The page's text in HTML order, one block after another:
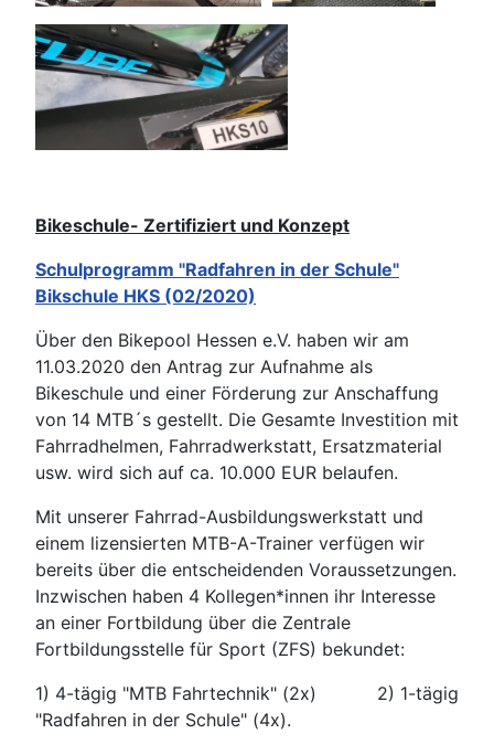
Bikeschule- Zertifiziert und Konzept
Schulprogramm "Radfahren in der Schule"
Bikschule HKS (02/2020)
Über den Bikepool Hessen e.V. haben wir am
11.03.2020 den Antrag zur Aufnahme als
Bikeschule und einer Förderung zur Anschaffung
von 14 MTB´s gestellt. Die Gesamte Investition mit
Fahrradhelmen, Fahrradwerkstatt, Ersatzmaterial
usw. wird sich auf ca. 10.000 EUR belaufen.
Mit unserer Fahrrad-Ausbildungswerkstatt und
einem lizensierten MTB-A-Trainer verfügen wir
bereits über die entscheidenden Voraussetzungen.
Inzwischen haben 4 Kollegen*innen ihr Interesse
an einer Fortbildung über die Zentrale
Fortbildungsstelle für Sport (ZFS) bekundet:
1) 4-tägig "MTB Fahrtechnik" (2x) 2) 1-tägig
"Radfahren in der Schule" (4x).